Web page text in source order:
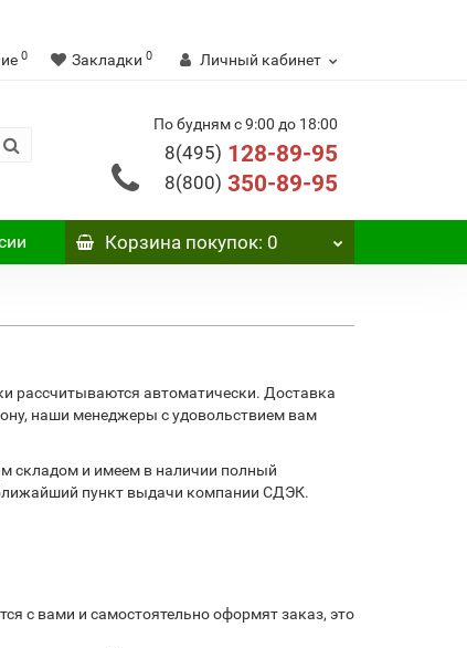
0 Закладки 0 Личный кабинет
По будням с 9:00 до 18:00
8(495) 128-89-95
8(800) 350-89-95
Корзинапокупок: 0
рассчитываются автоматически. Доставка
наши менеджеры с удовольствием вам
складом и имеем в наличии полный
пункт выдачи компании СДЭК.
с вами и самостоятельно оформят заказ, это